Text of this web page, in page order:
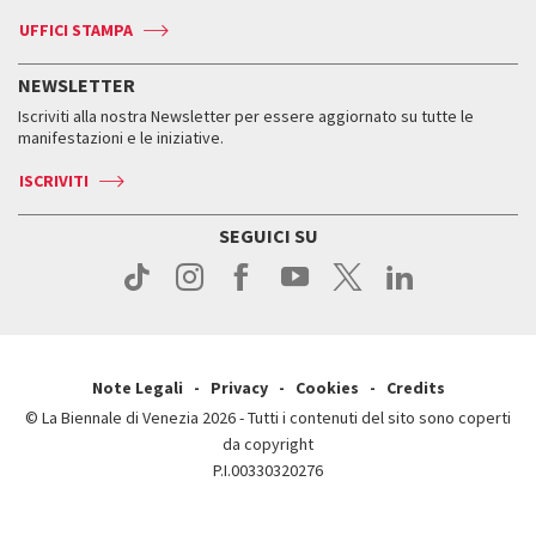
Press
Accrediti
Come raggiungerci
Accrediti
Come raggiungerci
Contatti
Press
Press
Edizioni passate
Orari e sedi
Biglietti
Servizi al pubblico
Come raggiungerci
Contatti
ASAC DATI
Storia
Orari e sedi
UFFICI STAMPA
NEWSLETTER
Iscriviti alla nostra Newsletter per essere aggiornato su tutte le
manifestazioni e le iniziative.
ISCRIVITI
SEGUICI SU
Note Legali Privacy Cookies
Credits
© La Biennale di Venezia 2026 - Tutti i contenuti del sito sono coperti
da copyright
P.I.00330320276